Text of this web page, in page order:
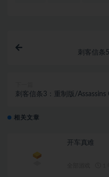
刺客信条
刺客信条3：重制版/Assassins
相关文章
开车真难